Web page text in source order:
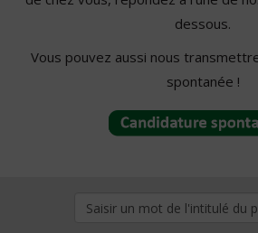
dessous.
Vous pouvez aussi nous
spontanée !